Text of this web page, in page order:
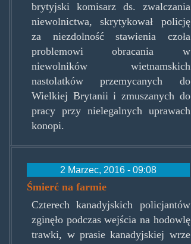
brytyjski komisarz ds. zwalczania
niewolnictwa, skrytykował policję
za niezdolność stawienia czoła
problemowi obracania w
niewolników wietnamskich
nastolatków przemycanych do
Wielkiej Brytanii i zmuszanych do
pracy przy nielegalnych uprawach
konopi.
2 Marzec, 2016 - 09:08
Śmierć na farmie
Czterech kanadyjskich policjantów
zginęło podczas wejścia na hodowlę
trawki, w prasie kanadyjskiej wrze